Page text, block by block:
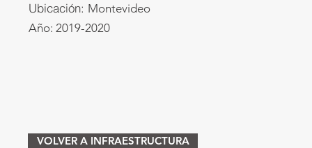
Ubicación: Montevideo
Año: 2019-2020
VOLVER A INFRAESTRUCTURA